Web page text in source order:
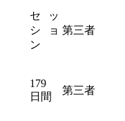
セッ
ショ
ン
第三者
179
日間
第三者